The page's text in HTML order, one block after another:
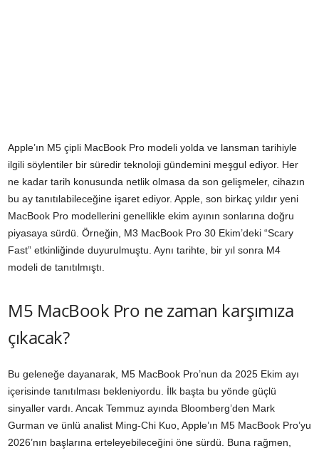
Apple’ın M5 çipli MacBook Pro modeli yolda ve lansman tarihiyle
ilgili söylentiler bir süredir teknoloji gündemini meşgul ediyor. Her
ne kadar tarih konusunda netlik olmasa da son gelişmeler, cihazın
bu ay tanıtılabileceğine işaret ediyor. Apple, son birkaç yıldır yeni
MacBook Pro modellerini genellikle ekim ayının sonlarına doğru
piyasaya sürdü. Örneğin, M3 MacBook Pro 30 Ekim’deki “Scary
Fast” etkinliğinde duyurulmuştu. Aynı tarihte, bir yıl sonra M4
modeli de tanıtılmıştı.
M5 MacBook Pro ne zaman karşımıza
çıkacak?
Bu geleneğe dayanarak, M5 MacBook Pro’nun da 2025 Ekim ayı
içerisinde tanıtılması bekleniyordu. İlk başta bu yönde güçlü
sinyaller vardı. Ancak Temmuz ayında Bloomberg’den Mark
Gurman ve ünlü analist Ming-Chi Kuo, Apple’ın M5 MacBook Pro’yu
2026’nın başlarına erteleyebileceğini öne sürdü. Buna rağmen,